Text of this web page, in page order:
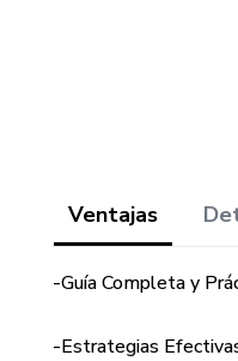
Ventajas
-Guía Completa y
-Estrategias